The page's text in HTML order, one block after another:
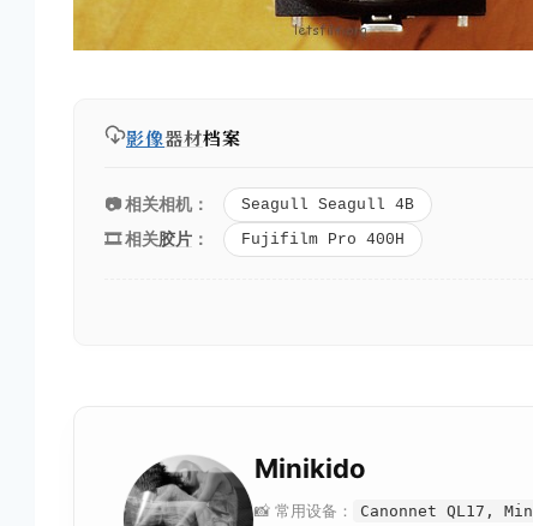
影像器材档案
📷 相关相机： Seagull Seagull 4B
🎞️ 相关胶片 ： Fujifilm Pro 400H
Minikido
📸 常用设备： Canonnet QL17,